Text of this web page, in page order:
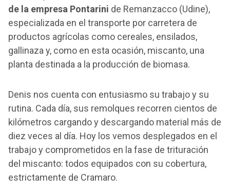
de la empresa Pontarini de Remanzacco (Udine),
especializada en el transporte por carretera de
productos agrícolas como cereales, ensilados,
gallinaza y, como en esta ocasión, miscanto, una
planta destinada a la producción de biomasa.
Denis nos cuenta con entusiasmo su trabajo y su
rutina. Cada día, sus remolques recorren cientos de
kilómetros cargando y descargando material más de
diez veces al día. Hoy los vemos desplegados en el
trabajo y comprometidos en la fase de trituración
del miscanto: todos equipados con su cobertura,
estrictamente de Cramaro.